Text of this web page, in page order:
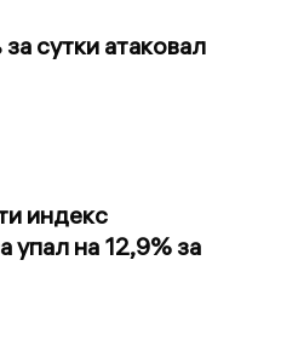
сутки атаковал
индекс
упал на 12,9% за